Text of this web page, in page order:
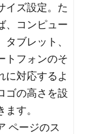
イズ設定⁠。た
、コンピ⁠ュ⁠ー
タブレ⁠ット⁠、
トフ⁠ォンのそ
に対応するよ
ゴの高さを設
ます⁠。
ペ⁠ージのス